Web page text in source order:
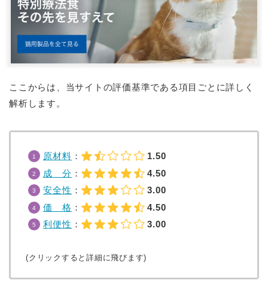
ここからは、当サイトの評価基準である項目ごとに詳しく
解析します。
原材料 ：
1.50
成 分 ：
4.50
安全性 ：
3.00
価 格 ：
4.50
利便性 ： 3.00
(クリックすると詳細に飛びます)